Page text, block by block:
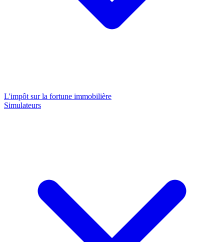
L'impôt sur la fortune immobilière
Simulateurs